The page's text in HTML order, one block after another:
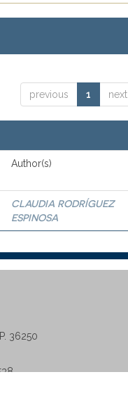
previous 1 next
Author(s)
CLAUDIA RODRÍGUEZ
ESPINOSA
36250